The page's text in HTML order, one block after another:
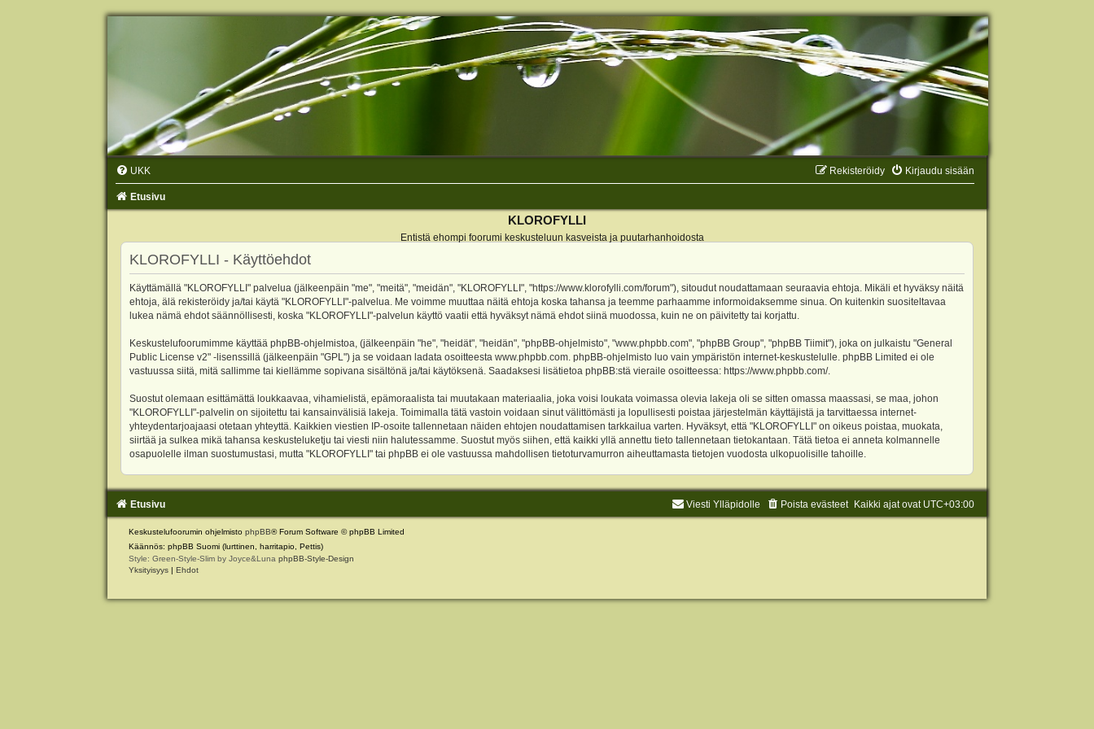
UKK Kirjaudu sisään
Rekisteröidy
Etusivu
KLOROFYLLI
Entistä ehompi foorumi keskusteluun kasveista ja puutarhanhoidosta
KLOROFYLLI - Käyttöehdot
Käyttämällä "KLOROFYLLI" palvelua (jälkeenpäin "me", "meitä", "meidän", "KLOROFYLLI", "https://www.klorofylli.com/forum"), sitoudut noudattamaan seuraavia ehtoja. Mikäli et hyväksy näitä
ehtoja, älä rekisteröidy ja/tai käytä "KLOROFYLLI"-palvelua. Me voimme muuttaa näitä ehtoja koska tahansa ja teemme parhaamme informoidaksemme sinua. On kuitenkin suositeltavaa
lukea nämä ehdot säännöllisesti, koska "KLOROFYLLI"-palvelun käyttö vaatii että hyväksyt nämä ehdot siinä muodossa, kuin ne on päivitetty tai korjattu.
Keskustelufoorumimme käyttää phpBB-ohjelmistoa, (jälkeenpäin "he", "heidät", "heidän", "phpBB-ohjelmisto", "www.phpbb.com", "phpBB Group", "phpBB Tiimit"), joka on julkaistu "General
Public License v2" -lisenssillä (jälkeenpäin "GPL") ja se voidaan ladata osoitteesta www.phpbb.com. phpBB-ohjelmisto luo vain ympäristön internet-keskustelulle. phpBB Limited ei ole
vastuussa siitä, mitä sallimme tai kiellämme sopivana sisältönä ja/tai käytöksenä. Saadaksesi lisätietoa phpBB:stä vieraile osoitteessa: https://www.phpbb.com/.
Suostut olemaan esittämättä loukkaavaa, vihamielistä, epämoraalista tai muutakaan materiaalia, joka voisi loukata voimassa olevia lakeja oli se sitten omassa maassasi, se maa, johon
"KLOROFYLLI"-palvelin on sijoitettu tai kansainvälisiä lakeja. Toimimalla tätä vastoin voidaan sinut välittömästi ja lopullisesti poistaa järjestelmän käyttäjistä ja tarvittaessa internet-
yhteydentarjoajaasi otetaan yhteyttä. Kaikkien viestien IP-osoite tallennetaan näiden ehtojen noudattamisen tarkkailua varten. Hyväksyt, että "KLOROFYLLI" on oikeus poistaa, muokata,
siirtää ja sulkea mikä tahansa keskusteluketju tai viesti niin halutessamme. Suostut myös siihen, että kaikki yllä annettu tieto tallennetaan tietokantaan. Tätä tietoa ei anneta kolmannelle
osapuolelle ilman suostumustasi, mutta "KLOROFYLLI" tai phpBB ei ole vastuussa mahdollisen tietoturvamurron aiheuttamasta tietojen vuodosta ulkopuolisille tahoille.
Etusivu Kaikki ajat ovat UTC+03:00
Poista evästeet
Viesti Ylläpidolle
Keskustelufoorumin ohjelmisto phpBB® Forum Software © phpBB Limited
Käännös: phpBB Suomi (lurttinen, harritapio, Pettis)
Style: Green-Style-Slim by Joyce&Luna phpBB-Style-Design
Yksityisyys | Ehdot